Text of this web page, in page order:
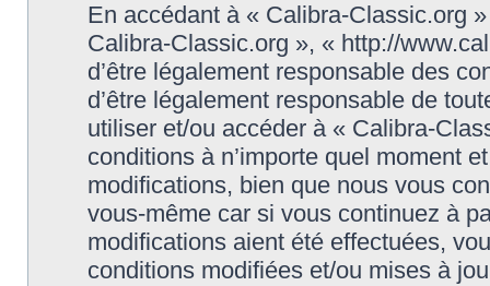
En accédant à « Calibra-Classic.org
Calibra-Classic.org », « http://
d’être légalement responsable des
d’être légalement responsable de
utiliser et/ou accéder à « Calibra-
conditions à n’importe quel moment
modifications, bien que nous vous
vous-même car si vous continuez à
modifications aient été effectuées,
conditions modifiées et/ou mises à